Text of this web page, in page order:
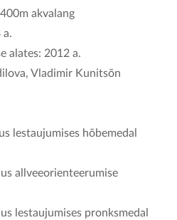
akvalang
a.
alates: 2012 a.
Vladimir Kunitsõn
lestaujumises hõbemedal
allveeorienteerumise
lestaujumises pronksmedal